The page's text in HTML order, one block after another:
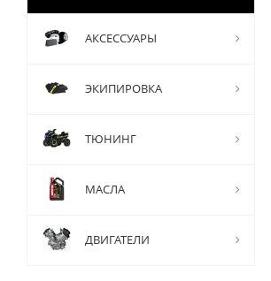
АКСЕССУАРЫ
ЭКИПИРОВКА
ТЮНИНГ
МАСЛА
ДВИГАТЕЛИ